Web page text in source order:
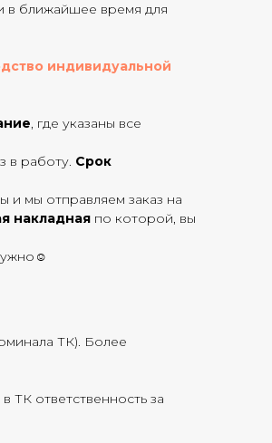
в ближайшее время для
индивидуальной
, где указаны все
в работу. Срок
и мы отправляем заказ на
накладная по которой, вы
ТК). Более
ответственность за